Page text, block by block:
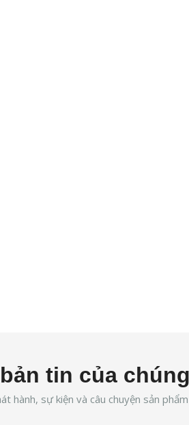
tin của
hành, sự kiện và câu chuyện sản phẩm